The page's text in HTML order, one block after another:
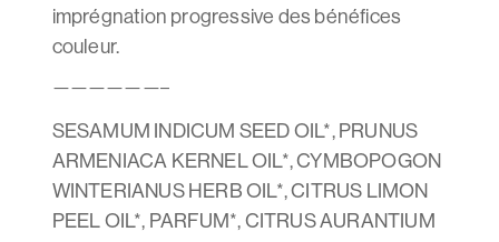
imprégnation progressive des bénéfices
couleur.
——————–
SESAMUM INDICUM SEED OIL*, PRUNUS
ARMENIACA KERNEL OIL*, CYMBOPOGON
WINTERIANUS HERB OIL*, CITRUS LIMON
PEEL OIL*, PARFUM*, CITRUS AURANTIUM